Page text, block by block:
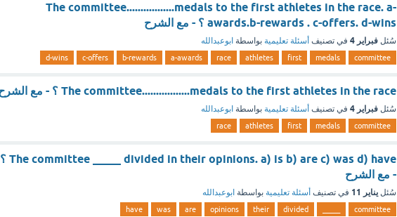
The committee.................medals to the first athletes in the race. a-
awards.b-rewards . c-offers. d-wins ؟ - مع الشرح
سُئل فبراير 4 في تصنيف أسئلة تعليمية بواسطة ابوعبدالله
committee
medals
first
athletes
race
a-awards
b-rewards
c-offers
d-wins
The committee.................medals to the first athletes in the race ؟ - مع الشرح
سُئل فبراير 4 في تصنيف أسئلة تعليمية بواسطة ابوعبدالله
committee
medals
first
athletes
race
The committee _____ divided in their opinions. a) is b) are c) was d) have ؟
- مع الشرح
سُئل يناير 11 في تصنيف أسئلة تعليمية بواسطة ابوعبدالله
committee
divided
their
opinions
are
was
have